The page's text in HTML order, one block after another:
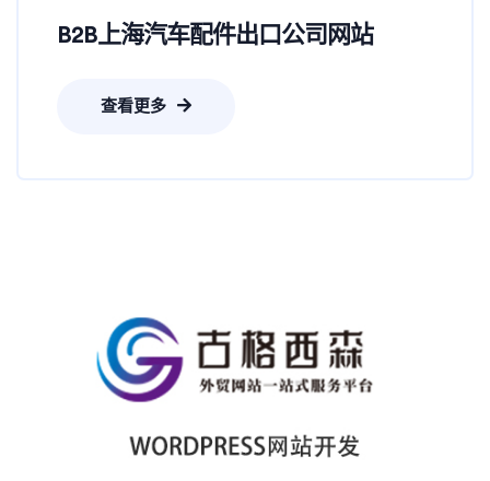
B2B上海汽车配件出口公司网站
查看更多